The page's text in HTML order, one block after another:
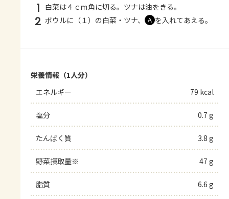
1 白菜は４ｃｍ角に切る。ツナは油をきる。
2 ボウルに（１）の白菜・ツナ、 Ａ を入れてあえる。
栄養情報（1人分）
エネルギー
79 kcal
塩分 0.7 g
たんぱく質 3.8 g
野菜摂取量※ 47 g
脂質 6.6 g